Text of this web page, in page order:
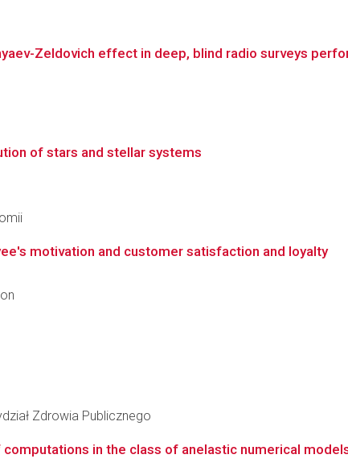
Zeldovich effect in deep, blind radio surveys
of stars and stellar systems
motivation and customer satisfaction and loyalty
Zdrowia Publicznego
in the class of anelastic numerical